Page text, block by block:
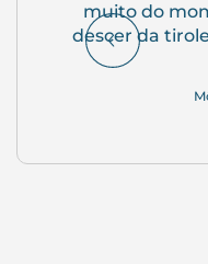
muito do
descer da